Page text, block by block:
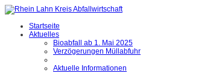
Startseite
Aktuelles
Bioabfall ab 1. Mai 2025
Verzögerungen Müllabfuhr
Aktuelle Informationen